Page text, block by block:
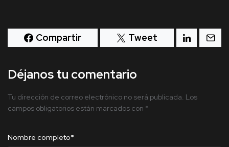
Compartir Tweet
Déjanos tu comentario
Tu dirección de correo electrónico no será publicada. Los
campos obligatorios están marcados con *
Nombre completo*